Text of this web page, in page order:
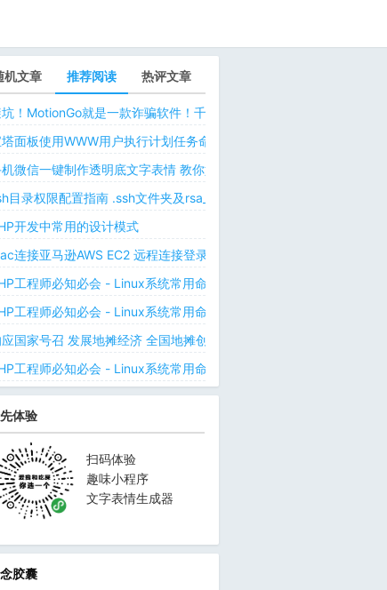
机文章 推荐阅读 热评文章
！MotionGo就是一款诈骗软件！千万不要用ChatPPT，浪费时间！
面板使用WWW用户执行计划任务命令 解决laravel日志权限问题 宝
微信一键制作透明底文字表情 教你如何让微信表情包背景为透明
目录权限配置指南 .ssh文件夹及rsa_id.pub等文件正确权限规则
开发中常用的设计模式
连接亚马逊AWS EC2 远程连接登录不上去 有pem私钥文件依然要
工程师必知必会 - Linux系统常用命令 - Linux中的网络管理命令（
工程师必知必会 - Linux系统常用命令 - Linux中的网络管理命令（
国家号召 发展地摊经济 全国地摊创业经验微信交流群
工程师必知必会 - Linux系统常用命令 - Linux 用户和用户组管理
体验
扫码体验
趣味小程序
文字表情生成器
胶囊